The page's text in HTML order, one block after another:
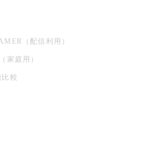
（配信利用）
家庭用）
較